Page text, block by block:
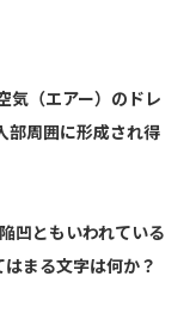
気（エアー）のドレ
部周囲に形成され得
凹ともいわれている
まる文字は何か？